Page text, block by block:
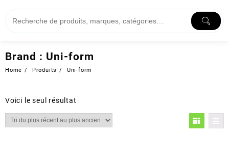
Brand : Uni-form
Home Produits Uni-form
Voici le seul résultat